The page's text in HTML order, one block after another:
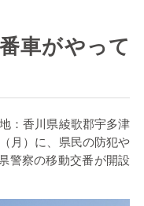
車がやって
：香川県綾歌郡宇多津
月）に、県民の防犯や
警察の移動交番が開設